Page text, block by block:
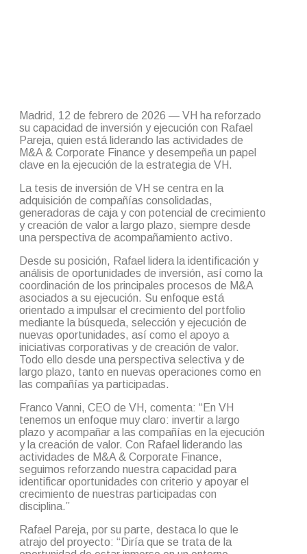
Madrid, 12 de febrero de 2026 — VH ha reforzado
su capacidad de inversión y ejecución con Rafael
Pareja, quien está liderando las actividades de
M&A & Corporate Finance y desempeña un papel
clave en la ejecución de la estrategia de VH.
La tesis de inversión de VH se centra en la
adquisición de compañías consolidadas,
generadoras de caja y con potencial de crecimiento
y creación de valor a largo plazo, siempre desde
una perspectiva de acompañamiento activo.
Desde su posición, Rafael lidera la identificación y
análisis de oportunidades de inversión, así como la
coordinación de los principales procesos de M&A
asociados a su ejecución. Su enfoque está
orientado a impulsar el crecimiento del portfolio
mediante la búsqueda, selección y ejecución de
nuevas oportunidades, así como el apoyo a
iniciativas corporativas y de creación de valor.
Todo ello desde una perspectiva selectiva y de
largo plazo, tanto en nuevas operaciones como en
las compañías ya participadas.
Franco Vanni, CEO de VH, comenta: “En VH
tenemos un enfoque muy claro: invertir a largo
plazo y acompañar a las compañías en la ejecución
y la creación de valor. Con Rafael liderando las
actividades de M&A & Corporate Finance,
seguimos reforzando nuestra capacidad para
identificar oportunidades con criterio y apoyar el
crecimiento de nuestras participadas con
disciplina.”
Rafael Pareja, por su parte, destaca lo que le
atrajo del proyecto: “Diría que se trata de la